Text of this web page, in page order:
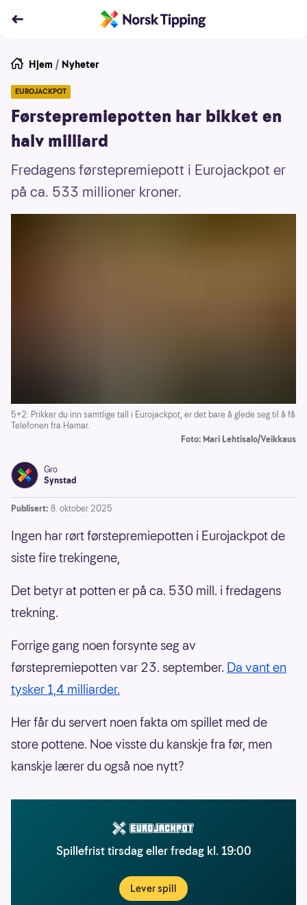
Hjem / Nyheter
EUROJACKPOT
Førstepremiepotten har bikket en
halv milliard
Fredagens førstepremiepott i Eurojackpot er
på ca. 533 millioner kroner.
5+2: Prikker du inn samtlige tall i Eurojackpot, er det bare å glede seg til å få
Telefonen fra Hamar.
Foto: Mari Lehtisalo/Veikkaus
Gro
Synstad
Publisert: 8. oktober 2025
Ingen har rørt førstepremiepotten i Eurojackpot de
siste fire trekingene,
Det betyr at potten er på ca. 530 mill. i fredagens
trekning.
Forrige gang noen forsynte seg av
førstepremiepotten var 23. september. Da vant en
tysker 1,4 milliarder.
Her får du servert noen fakta om spillet med de
store pottene. Noe visste du kanskje fra før, men
kanskje lærer du også noe nytt?
Spillefrist tirsdag eller fredag kl. 19:00
Lever spill